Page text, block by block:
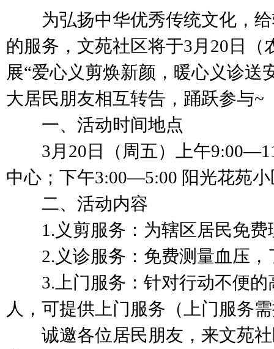
为弘扬中华优秀传统文化，给
的服务，文苑社区将于3月20日（
展“爱心义剪焕新颜，暖心义诊送
大居民朋友相互转告，踊跃参与~
一、活动时间地点
3月20日（周五）上午
中心；下午3:00—5:00 阳光花苑
二、活动内容
1.义剪服务：为辖区居民免费
2.义诊服务：免费测量血压，
3.上门服务：针对行动不便的
人，可提供上门服务（上门服务
诚邀各位居民朋友，来文苑社